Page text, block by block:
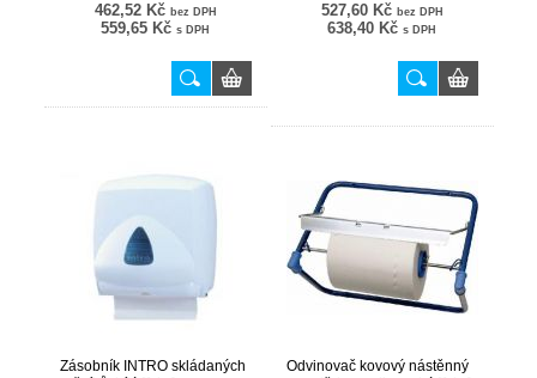
462,52 Kč bez DPH
559,65 Kč s DPH
527,60 Kč bez DPH
638,40 Kč s DPH
Zásobník INTRO skládaných
Odvinovač kovový nástěnný